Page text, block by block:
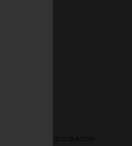
Eftersom produkten